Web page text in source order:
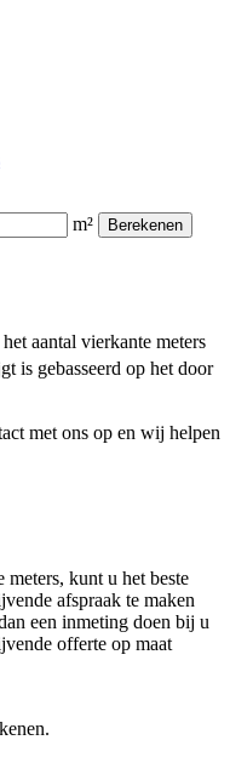
m² Berekenen
aantal vierkante meters
is gebasseerd op het door
met ons op en wij helpen
meters, kunt u het beste
afspraak te maken
een inmeting doen bij u
offerte op maat